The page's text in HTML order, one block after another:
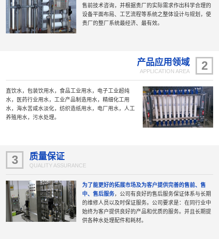
售前技术咨询，并根据贵厂的实际需求作出科学合理的
设备平面布局、工艺流程等系统之整体设计与规划，使
贵厂的整厂系统最经济、最有效。
2
产品应用领域
APPLICATION AREA
直饮水，包装饮用水，食品工业用水，电子工业超纯
水，医药行业用水，工业产品制造用水，精细化工用
水，海水苦咸水淡化，纺织造纸用水，电厂用水，人工
养殖用水，污水处理。
3 质量保证
QUALITY ASSURANCE
为了能更好的拓展市场及为客户提供完善的售前、售
中、售后服务，公司有良好的售后服务保证体系与长期
的维修人员以及时保证服务。公司要求是：在同行业中
始终为客户提供良好的产品和优质的服务。并且长期提
供各种水处理配件和耗材。